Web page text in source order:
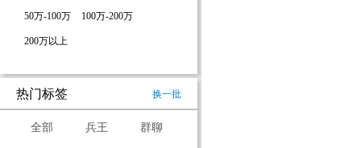
50万-100万 100万-200万
200万以上
热门标签 换一批
全部 兵王 群聊